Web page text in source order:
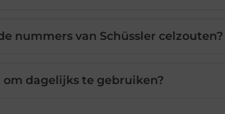
nummers van Schüssler celzouten?
dagelijks te gebruiken?